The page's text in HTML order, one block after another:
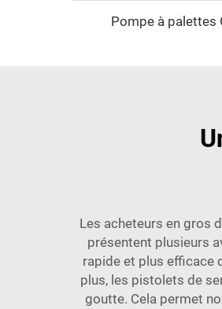
Pompe à palettes
Les acheteurs en gros
présentent plusieurs
rapide et plus efficace
plus, les pistolets de
goutte. Cela permet